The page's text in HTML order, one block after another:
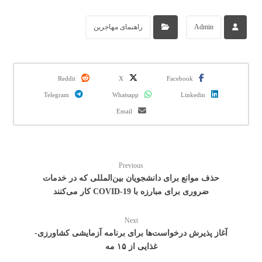
Admin راهنمای مهاجرین
Facebook
X
Reddit
Linkedin
Whatsapp
Telegram
Email
Previous
حذف موانع برای دانشجویان بین‌المللی که در خدمات
ضروری برای مبارزه با COVID-19 کار می‌کنند
Next
آغاز پذیرش درخواست‌ها برای برنامه آزمایشی کشاورزی-
غذایی از ۱۵ مه